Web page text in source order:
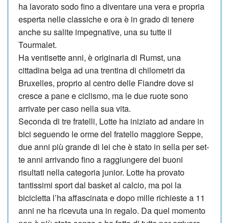
ha lavorato sodo fino a diventare una vera e propria
esperta nelle classiche e ora è in grado di tenere
anche su salite impegnative, una su tutte il
Tourmalet.
Ha ventisette anni, è originaria di Rumst, una
cittadina belga ad una trentina di chilometri da
Bruxelles, proprio al centro delle Fiandre dove si
cresce a pane e ciclismo, ma le due ruote sono
arrivate per caso nella sua vita.
Seconda di tre fratelli, Lotte ha iniziato ad andare in
bici seguendo le orme del fratello maggiore Seppe,
due anni più grande di lei che è stato in sella per set­
te anni arrivando fino a raggiungere dei buoni
risultati nella categoria ju­nior. Lotte ha provato
tantissimi sport dal basket al calcio, ma poi la
bicicletta l’ha affascinata e dopo mille richieste a 11
anni ne ha ricevuta una in regalo. Da quel momento